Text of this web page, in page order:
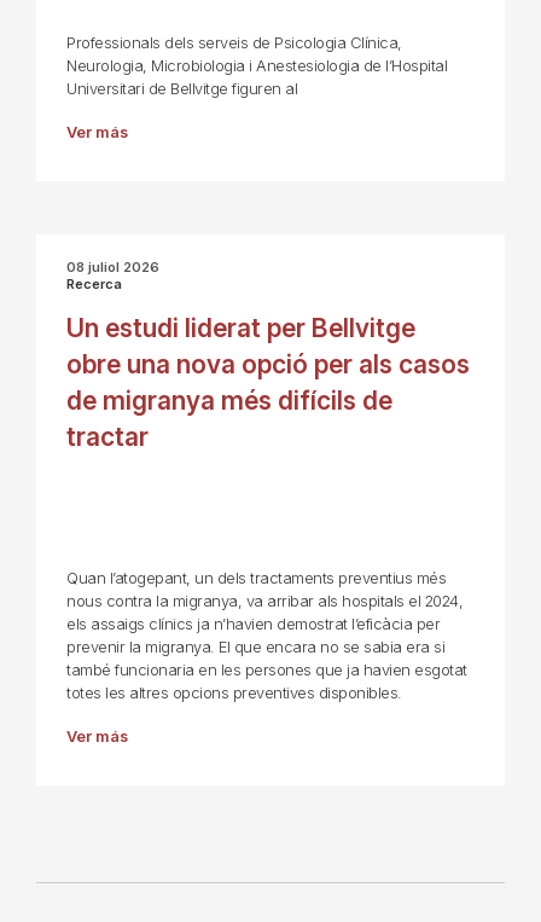
Professionals dels serveis de Psicologia Clínica,
Neurologia, Microbiologia i Anestesiologia de l’Hospital
Universitari de Bellvitge figuren al
Ver más
08 juliol 2026
Recerca
Un estudi liderat per Bellvitge
obre una nova opció per als casos
de migranya més difícils de
tractar
Quan l’atogepant, un dels tractaments preventius més
nous contra la migranya, va arribar als hospitals el 2024,
els assaigs clínics ja n’havien demostrat l’eficàcia per
prevenir la migranya. El que encara no se sabia era si
també funcionaria en les persones que ja havien esgotat
totes les altres opcions preventives disponibles.
Ver más